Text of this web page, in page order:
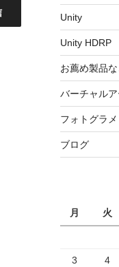
Unity
Unity HDRP
お薦め製品
バーチャルア
フォトグラメ
ブログ
月
火
3 4